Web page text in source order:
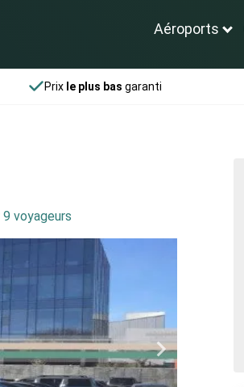
Aéroports
Prix le plus bas garanti
voyageurs